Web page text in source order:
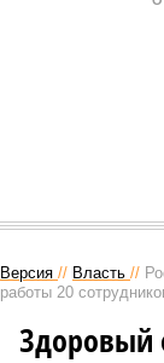
Версия // Власть //
работы 20
Здоровый